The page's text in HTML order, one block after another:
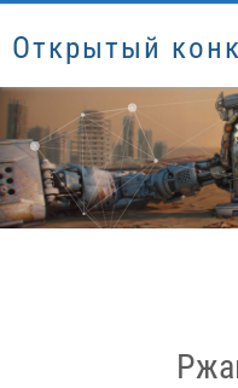
Открытый